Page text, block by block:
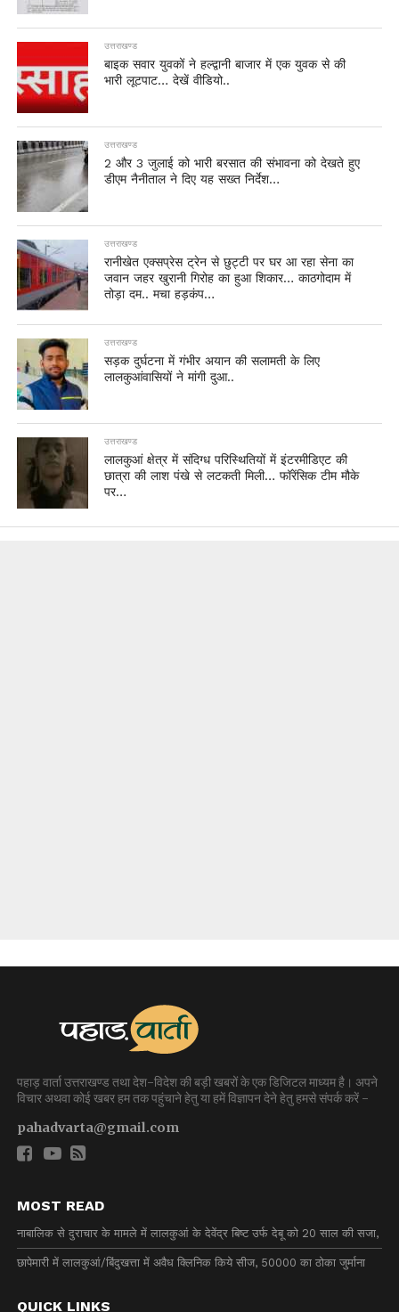
उत्तराखण्ड
बाइक सवार युवकों ने हल्द्वानी बाजार में एक युवक से की
भारी लूटपाट… देखें वीडियो..
उत्तराखण्ड
2 और 3 जुलाई को भारी बरसात की संभावना को देखते हुए
डीएम नैनीताल ने दिए यह सख्त निर्देश…
उत्तराखण्ड
रानीखेत एक्सप्रेस ट्रेन से छुट्टी पर घर आ रहा सेना का
जवान जहर खुरानी गिरोह का हुआ शिकार… काठगोदाम में
तोड़ा दम.. मचा हड़कंप…
उत्तराखण्ड
सड़क दुर्घटना में गंभीर अयान की सलामती के लिए
लालकुआंवासियों ने मांगी दुआ..
उत्तराखण्ड
लालकुआं क्षेत्र में संदिग्ध परिस्थितियों में इंटरमीडिएट की
छात्रा की लाश पंखे से लटकती मिली… फॉरेंसिक टीम मौके
पर…
पहाड़ वार्ता उत्तराखण्ड तथा देश-विदेश की बड़ी खबरों के एक डिजिटल माध्यम है। अपने
विचार अथवा कोई खबर हम तक पहुंचाने हेतु या हमें विज्ञापन देने हेतु हमसे संपर्क करें -
pahadvarta@gmail.com
MOST READ
नाबालिक से दुराचार के मामले में लालकुआं के देवेंद्र बिष्ट उर्फ देबू को 20 साल की सजा,
छापेमारी में लालकुआं/बिंदुखत्ता में अवैध क्लिनिक किये सीज, 50000 का ठोका जुर्माना
QUICK LINKS